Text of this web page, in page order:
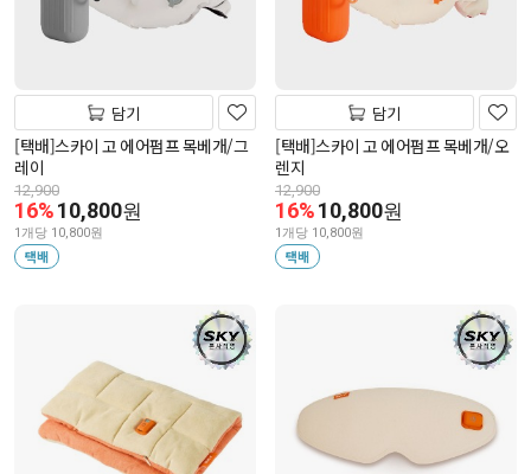
담기
[택배]스카이 고 에어펌프 목베개/그
레이
12,900
16%10,800원
1개당 10,800원
택배
담기
[택배]스카이 고 에어펌프 목베개/오
렌지
12,900
16%10,800원
1개당 10,800원
택배